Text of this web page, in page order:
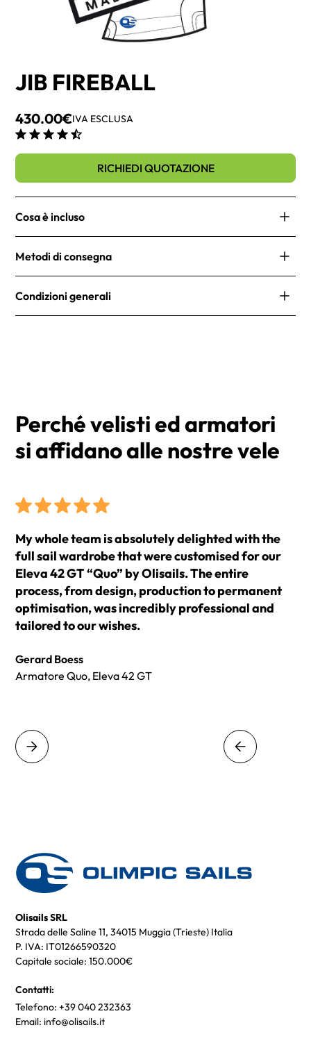
JIB FIREBALL
430.00€IVA ESCLUSA
RICHIEDI QUOTAZIONE
Cosa è incluso
Filetti segnavento
Finestra
Sacco vela
Metodi di consegna
diverse opzioni di consegna per soddisfare le tue
esigenze. Riceverai un numero di tracciamento per
Condizioni generali
Perché velisti ed armatori
si affidano alle nostre vele
My whole team is absolutely delighted with the
full sail wardrobe that were customised for our
Eleva 42 GT “Quo” by Olisails. The entire
process, from design, production to permanent
optimisation, was incredibly professional and
tailored to our wishes.
Gerard Boess
Armatore Quo, Eleva 42 GT
Olisails SRL
Strada delle Saline 11, 34015 Muggia (Trieste) Italia
P. IVA: IT01266590320
Capitale sociale: 150.000€
Contatti:
Telefono: +39 040 232363
Email: info@olisails.it